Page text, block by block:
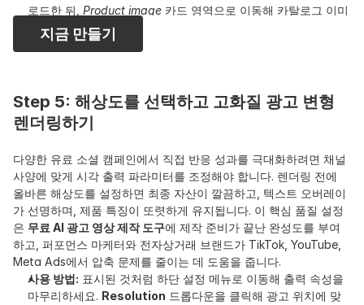
로드한 뒤, Product image 카드 영역으로 이동해 카탈로그 이미
지를 넣습니다. 정면 이미지 1장과 발표자에게 자연스럽게 렌더
링할 실제 제품의 추가 각도 최대 3장을 업로드할 수 있습니다.
지금 만들기
Step 5: 해상도를 선택하고 고화질 광고 변형
렌더링하기
다양한 유료 소셜 캠페인에서 직접 반응 성과를 극대화하려면 채널
사양에 맞게 시각 출력 파라미터를 조정해야 합니다. 렌더링 전에
올바른 해상도를 설정하면 최종 자산이 깔끔하고, 텍스트 오버레이
가 선명하며, 제품 특징이 또렷하게 유지됩니다. 이 핵심 품질 설정
은 무료 AI 광고 영상 제작 도구에 제작 준비가 끝난 완성도를 부여
하고, 퍼포먼스 마케터와 전자상거래 브랜드가 TikTok, YouTube,
Meta Ads에서 압축 문제를 줄이는 데 도움을 줍니다.
사용 방법: 표시된 것처럼 하단 설정 메뉴로 이동해 출력 속성을
마무리하세요. Resolution 드롭다운을 클릭해 광고 위치에 맞